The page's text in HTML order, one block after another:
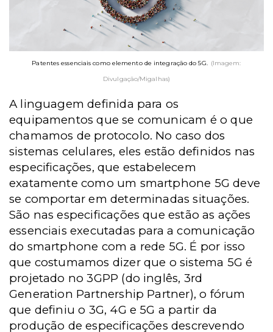
Patentes essenciais como elemento de integração do 5G. (Imagem:
Divulgação/Migalhas)
A linguagem definida para os
equipamentos que se comunicam é o que
chamamos de protocolo. No caso dos
sistemas celulares, eles estão definidos nas
especificações, que estabelecem
exatamente como um smartphone 5G deve
se comportar em determinadas situações.
São nas especificações que estão as ações
essenciais executadas para a comunicação
do smartphone com a rede 5G. É por isso
que costumamos dizer que o sistema 5G é
projetado no 3GPP (do inglês, 3rd
Generation Partnership Partner), o fórum
que definiu o 3G, 4G e 5G a partir da
produção de especificações descrevendo